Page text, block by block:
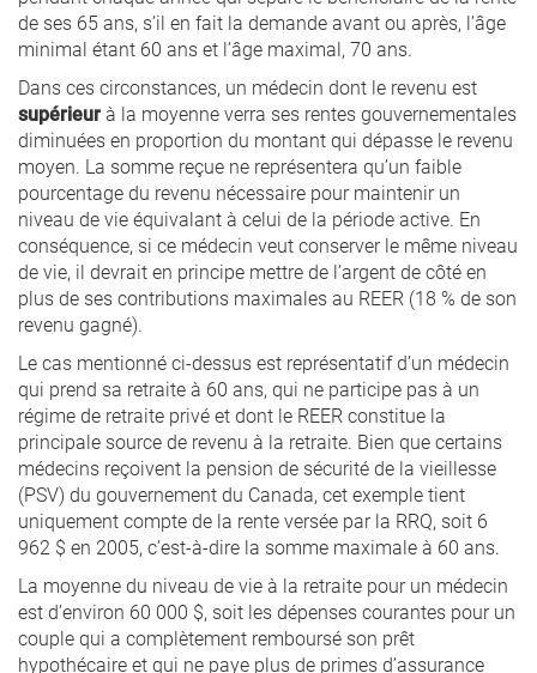
de ses 65 ans, s’il en fait la demande avant ou après, l’âge
minimal étant 60 ans et l’âge maximal, 70 ans.
Dans ces circonstances, un médecin dont le revenu est
supérieurà la moyenne verra ses rentes gouvernementales
diminuées en proportion du montant qui dépasse le revenu
moyen. La somme reçue ne représentera qu’un faible
pourcentage du revenu nécessaire pour maintenir un
niveau de vie équivalant à celui de la période active. En
conséquence, si ce médecin veut conserver le même niveau
de vie, il devrait en principe mettre de l’argent de côté en
plus de ses contributions maximales au REER (18 % de son
revenu gagné).
Le cas mentionné ci-dessus est représentatif d’un médecin
qui prend sa retraite à 60 ans, qui ne participe pas à un
régime de retraite privé et dont le REER constitue la
principale source de revenu à la retraite. Bien que certains
médecins reçoivent la pension de sécurité de la vieillesse
(PSV) du gouvernement du Canada, cet exemple tient
uniquement compte de la rente versée par la RRQ, soit 6
962 $ en 2005, c’est-à-dire la somme maximale à 60 ans.
La moyenne du niveau de vie à la retraite pour un médecin
est d’environ 60 000 $, soit les dépenses courantes pour un
couple qui a complètement remboursé son prêt
hypothécaire et qui ne paye plus de primes d’assurance